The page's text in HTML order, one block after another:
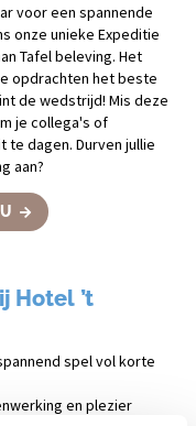
voor een spannende
onze unieke Expeditie
Tafel beleving. Het
opdrachten het beste
de wedstrijd! Mis deze
je collega's of
te dagen. Durven jullie
aan?
Hotel ’t
spel vol korte
en plezier